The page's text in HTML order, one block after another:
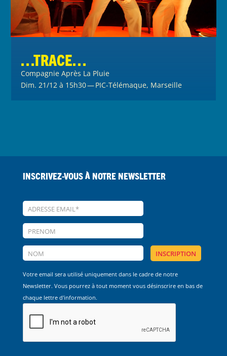
…TRACE…
Compagnie Après La Pluie
Dim. 21/12 à 15h30 — PIC-Télémaque, Marseille
Inscrivez-vous à notre Newsletter
Votre email sera utilisé uniquement dans le cadre de notre
Newsletter. Vous pourrez à tout moment vous désinscrire en bas de
chaque lettre d'information.